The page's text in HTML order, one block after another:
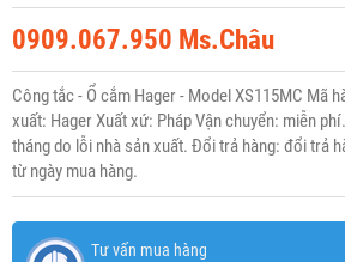
0909.067.950 Ms.Châu
Công tắc - Ổ cắm Hager - Model XS115MC Mã
xuất: Hager Xuất xứ: Pháp Vận chuyển: miễn
tháng do lỗi nhà sản xuất. Đổi trả hàng: đổi trả
từ ngày mua hàng.
Tư vấn mua hàng